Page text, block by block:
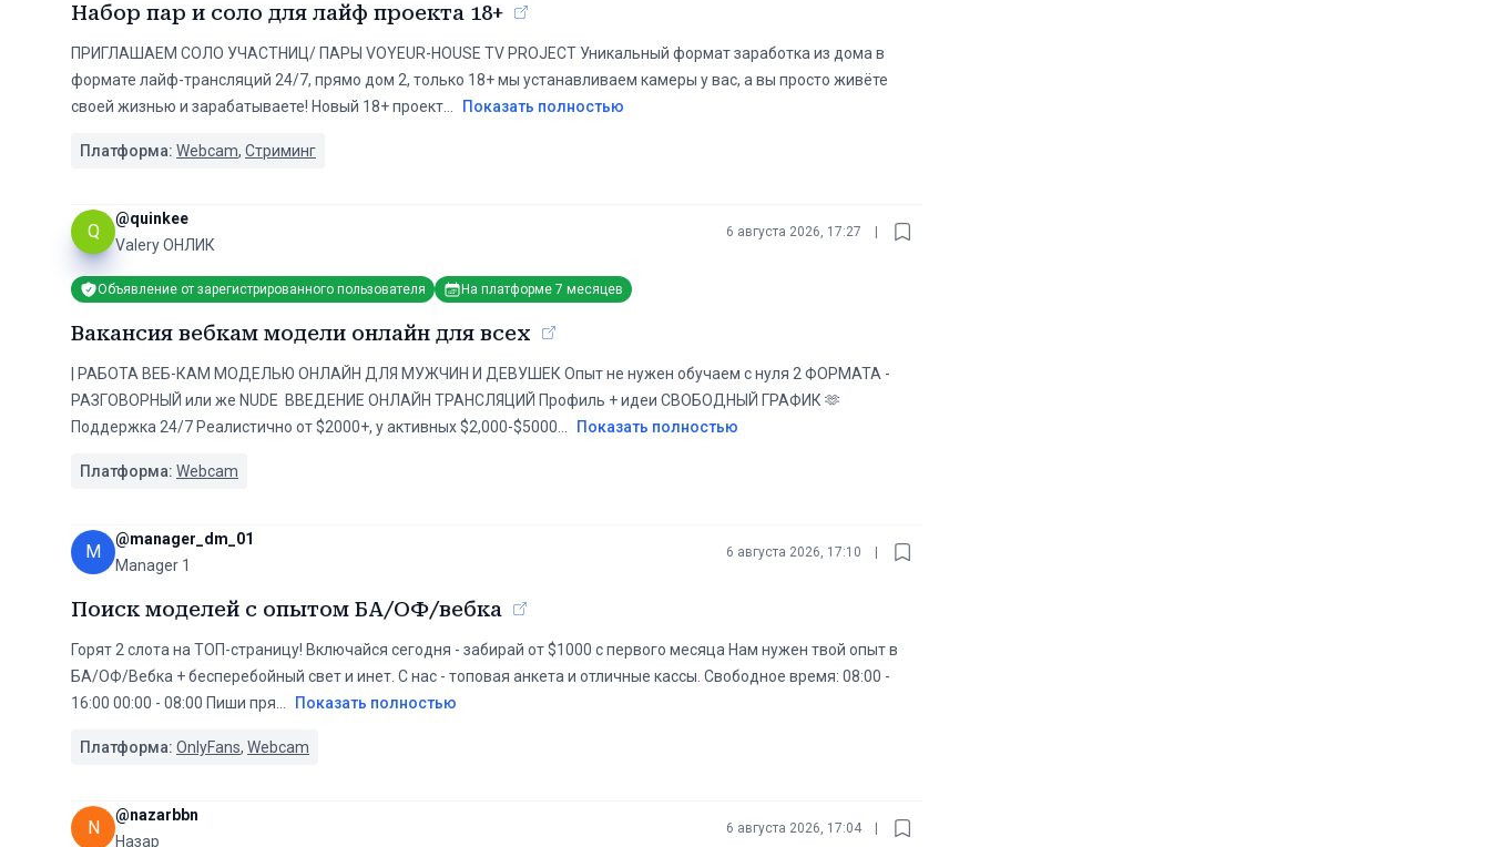
Набор пар и соло для лайф проекта 18+
ПРИГЛАШАЕМ СОЛО УЧАСТНИЦ/ ПАРЫ VOYEUR-HOUSE TV PROJECT Уникальный формат заработка из дома в
формате лайф-трансляций 24/7, прямо дом 2, только 18+ мы устанавливаем камеры у вас, а вы просто живёте
своей жизнью и зарабатываете! Новый 18+ проект
Показать полностью
Платформа: Webcam, Стриминг
Q
@quinkee
Valery ОНЛИК
6 августа 2026, 17:27
Объявление от зарегистрированного пользователя На платформе 7 месяцев
Вакансия вебкам модели онлайн для всех
| РАБОТА ВЕБ-КАМ МОДЕЛЬЮ ОНЛАЙН ДЛЯ МУЖЧИН И ДЕВУШЕК Опыт не нужен обучаем с нуля 2 ФОРМАТА -
РАЗГОВОРНЫЙ или же NUDE ВВЕДЕНИЕ ОНЛАЙН ТРАНСЛЯЦИЙ Профиль + идеи СВОБОДНЫЙ ГРАФИК 🫶
Поддержка 24/7 Реалистично от $2000+, у активных $2,000-$5000
Показать полностью
Платформа: Webcam
M
@manager_dm_01
Manager 1
6 августа 2026, 17:10
Поиск моделей с опытом БА/ОФ/вебка
Горят 2 слота на ТОП-страницу! Включайся сегодня - забирай от $1000 с первого месяца Нам нужен твой опыт в
БА/ОФ/Вебка + бесперебойный свет и инет. С нас - топовая анкета и отличные кассы. Свободное время: 08:00 -
16:00 00:00 - 08:00 Пиши пря
Показать полностью
Платформа: OnlyFans, Webcam
N
@nazarbbn
Назар
6 августа 2026, 17:04